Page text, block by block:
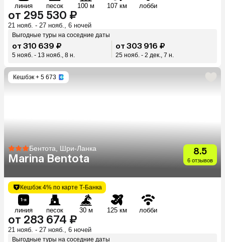
линия песок 100 м 107 км лобби
от 295 530 ₽
21 нояб. - 27 нояб., 6 ночей
Выгодные туры на соседние даты
от 310 639 ₽
5 нояб. - 13 нояб., 8 н.
от 303 916 ₽
25 нояб. - 2 дек., 7 н.
Кешбэк + 5 673
Бентота, Шри-Ланка
Marina Bentota
8.5
6 отзывов
Кешбэк 4% по карте Т-Банка
линия песок 30 м 125 км лобби
от 283 674 ₽
21 нояб. - 27 нояб., 6 ночей
Выгодные туры на соседние даты